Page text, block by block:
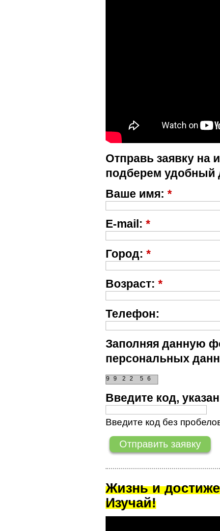
Отправь заявку на
подберем удобный
Ваше имя: *
E-mail: *
Город: *
Возраст: *
Телефон:
Заполняя данную
персональных
9 9 5 6
2 2
Введите код,
Введите код без
Жизнь и
Изучай!